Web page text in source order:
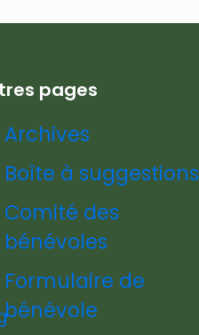
pages
Archives
Boîte à suggestions
Comité des
bénévoles
Formulaire de
bénévole